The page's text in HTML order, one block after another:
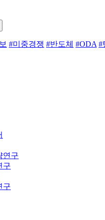
#미중경쟁 #반도체 #ODA #
연구
구
구